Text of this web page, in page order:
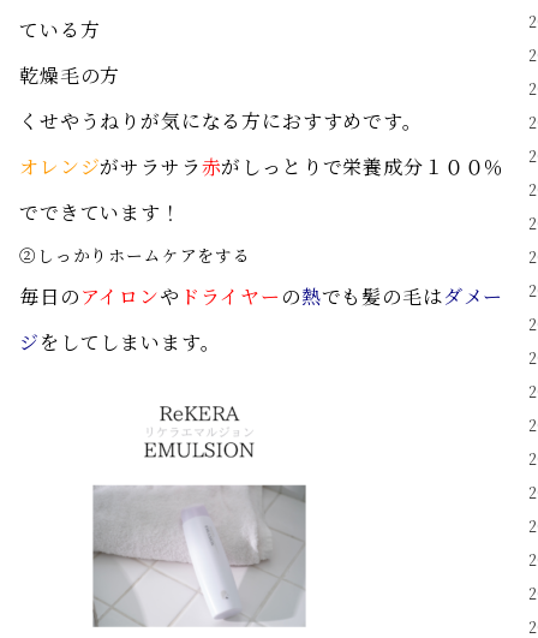
ている方
乾燥毛の方
くせやうねりが気になる方におすすめです。
オレンジがサラサラ赤がしっとりで栄養成分１００％
でできています！
②しっかりホームケアをする
毎日のアイロンや ドライヤーの熱でも髪の毛はダメー
ジをしてしまいます。